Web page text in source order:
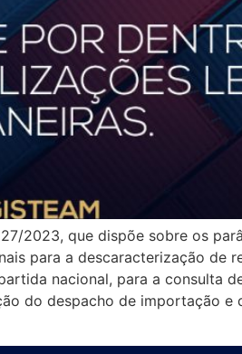
2023, que dispõe sobre os
para a descaracterização de
nacional, para a consulta
do despacho de importação